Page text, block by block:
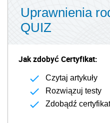
Uprawnienia
QUIZ
Jak zdobyć Certyfikat:
Czytaj artykuły
Rozwiązuj testy
Zdobądź certyfikat